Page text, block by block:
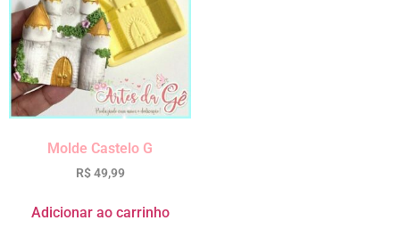
Molde Castelo G
R$49,99
Adicionar ao carrinho